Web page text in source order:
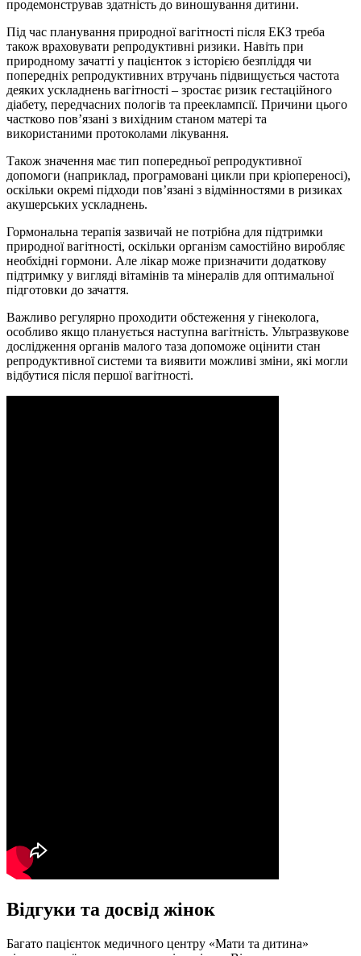
продемонстрував здатність до виношування дитини.
Під час планування природної вагітності після ЕКЗ треба
також враховувати репродуктивні ризики. Навіть при
природному зачатті у пацієнток з історією безпліддя чи
попередніх репродуктивних втручань підвищується частота
деяких ускладнень вагітності – зростає ризик гестаційного
діабету, передчасних пологів та прееклампсії. Причини цього
частково пов’язані з вихідним станом матері та
використаними протоколами лікування.
Також значення має тип попередньої репродуктивної
допомоги (наприклад, програмовані цикли при кріопереносі),
оскільки окремі підходи пов’язані з відмінностями в ризиках
акушерських ускладнень.
Гормональна терапія зазвичай не потрібна для підтримки
природної вагітності, оскільки організм самостійно виробляє
необхідні гормони. Але лікар може призначити додаткову
підтримку у вигляді вітамінів та мінералів для оптимальної
підготовки до зачаття.
Важливо регулярно проходити обстеження у гінеколога,
особливо якщо планується наступна вагітність. Ультразвукове
дослідження органів малого таза допоможе оцінити стан
репродуктивної системи та виявити можливі зміни, які могли
відбутися після першої вагітності.
Відгуки та досвід жінок
Багато пацієнток медичного центру «Мати та дитина»